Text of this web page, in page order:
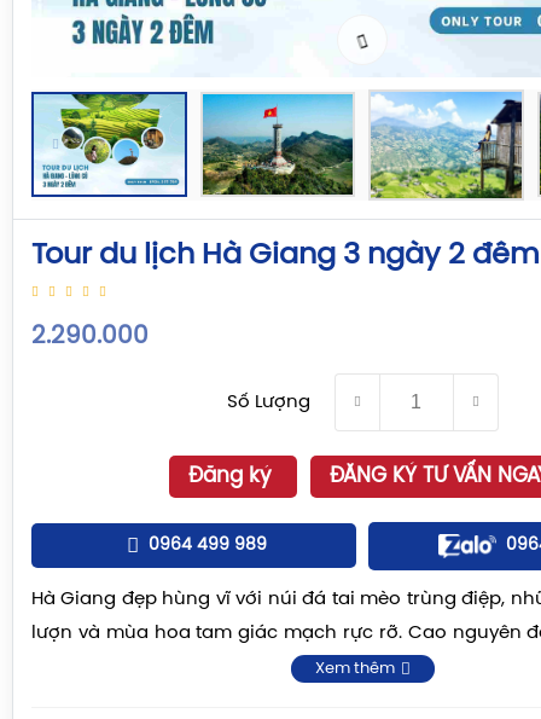
Tour du lịch Hà Giang 3 ngày 2 đêm
2.290.000
Số Lượng
Đăng ký ĐĂNG KÝ TƯ VẤN
0964 499 989
Hà Giang đẹp hùng vĩ với núi đá tai mèo trùng điệp,
lượn và mùa hoa tam giác mạch rực rỡ. Cao nguyên
cổ Đồng Văn, Lũng Cú và Mã Pí Lèng tạo nên bức
Xem thêm